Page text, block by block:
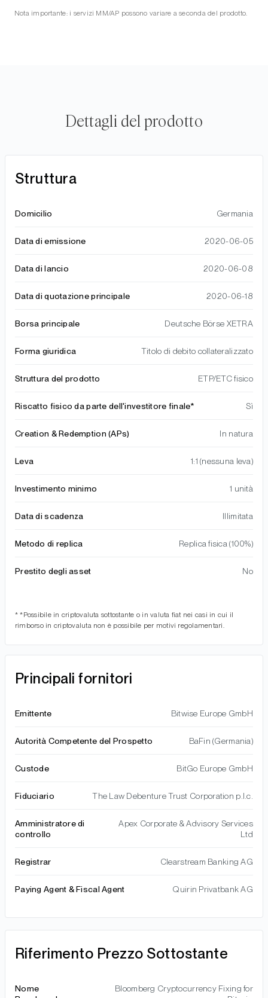
Nota importante: i servizi MM/AP possono variare a seconda del prodotto.
Dettagli del prodotto
Struttura
Domicilio Germania
Data di emissione 2020-06-05
Data di lancio 2020-06-08
Data di quotazione principale 2020-06-18
Borsa principale Deutsche Börse XETRA
Forma giuridica Titolo di debito collateralizzato
Struttura del prodotto ETP/ETC fisico
Riscatto fisico da parte dell'investitore finale* Sì
Creation & Redemption (APs) In natura
Leva 1:1 (nessuna leva)
Investimento minimo 1 unità
Data di scadenza Illimitata
Metodo di replica Replica fisica (100%)
Prestito degli asset No
* *Possibile in criptovaluta sottostante o in valuta fiat nei casi in cui il
rimborso in criptovaluta non è possibile per motivi regolamentari.
Principali fornitori
Emittente Bitwise Europe GmbH
Autorità Competente del Prospetto BaFin (Germania)
Custode BitGo Europe GmbH
Fiduciario The Law Debenture Trust Corporation p.l.c.
Amministratore di
controllo
Apex Corporate & Advisory Services
Ltd
Registrar Clearstream Banking AG
Paying Agent & Fiscal Agent Quirin Privatbank AG
Riferimento Prezzo Sottostante
Nome
Bloomberg Cryptocurrency Fixing for